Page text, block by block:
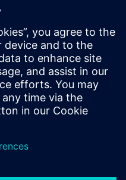
リブレーション、校
却パワーエレクトロ
Flothermを使った
ン パワーエレクトロニ
ロニクスの熱シミュレ
を使ったIGBT熱